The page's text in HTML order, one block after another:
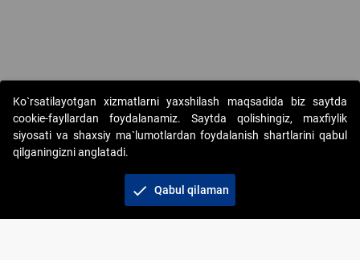
Copyright © 2017-2026. "Elektron onlayn-auksionlarni
tashkil etish" AJ. Barcha huquqlar himoyalangan
Ko`rsatilayotgan xizmatlarni yaxshilash maqsadida biz saytda
cookie-fayllardan foydalanamiz. Saytda qolishingiz, maxfiylik
siyosati va shaxsiy ma`lumotlardan foydalanish shartlarini qabul
qilganingizni anglatadi.
check Qabul qilaman